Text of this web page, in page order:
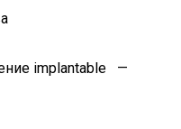
implantable —